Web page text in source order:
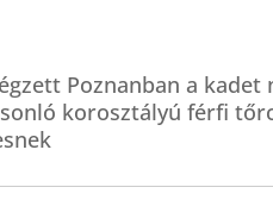
Poznanban a
korosztályú férfi